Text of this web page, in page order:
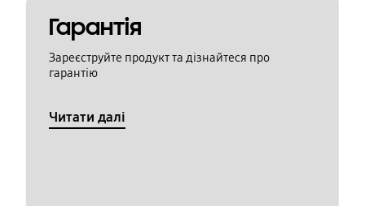
Гарантія
Зареєструйте продукт та дізнайтеся про
гарантію
Читати далі